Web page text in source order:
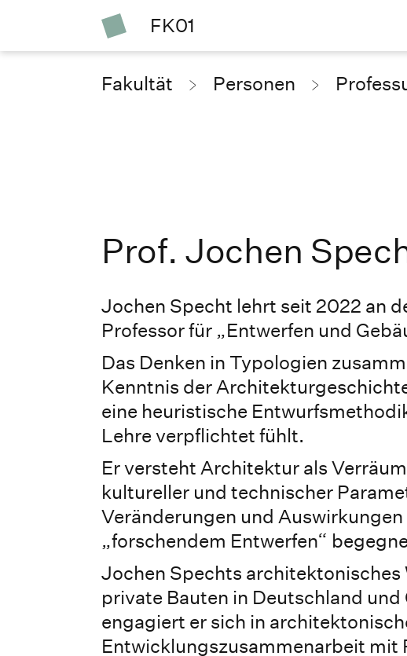
FK01
Fakultät Personen
Prof. Jochen
Jochen Specht lehrt seit 2022 an
Professor für „Entwerfen und
Das Denken in Typologien
Kenntnis der
eine heuristische
Lehre verpflichtet fühlt.
Er versteht Architektur als
kultureller und technischer
Veränderungen und
„forschendem Entwerfen“
Jochen Spechts
private Bauten in Deutschland
engagiert er sich in
Entwicklungszusammenarbeit mit